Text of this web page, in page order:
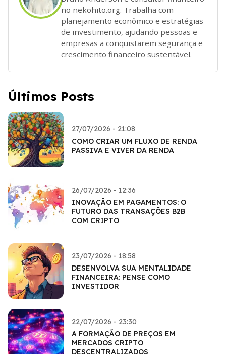
no nekohito.org. Trabalha com
planejamento econômico e estratégias
de investimento, ajudando pessoas e
empresas a conquistarem segurança e
crescimento financeiro sustentável.
Últimos Posts
27/07/2026 - 21:08
COMO CRIAR UM FLUXO DE RENDA
PASSIVA E VIVER DA RENDA
26/07/2026 - 12:36
INOVAÇÃO EM PAGAMENTOS: O
FUTURO DAS TRANSAÇÕES B2B
COM CRIPTO
23/07/2026 - 18:58
DESENVOLVA SUA MENTALIDADE
FINANCEIRA: PENSE COMO
INVESTIDOR
22/07/2026 - 23:30
A FORMAÇÃO DE PREÇOS EM
MERCADOS CRIPTO
DESCENTRALIZADOS